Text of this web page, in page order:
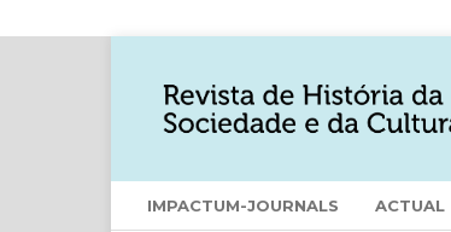
IMPACTUM-JOURNALS ACTUAL